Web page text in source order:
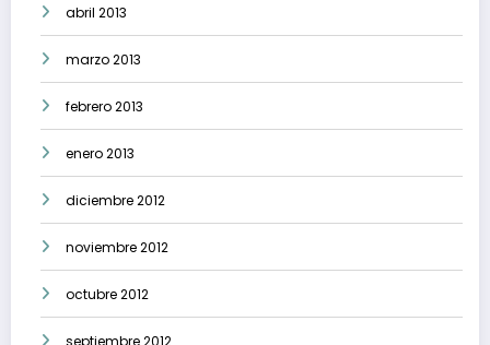
abril 2013
marzo 2013
febrero 2013
enero 2013
diciembre 2012
noviembre 2012
octubre 2012
septiembre 2012